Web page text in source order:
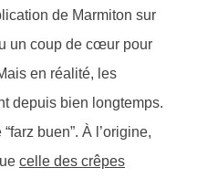
de Marmiton sur
un coup de cœur pour
en réalité, les
depuis bien longtemps.
buen”. À l’origine,
celle des crêpes